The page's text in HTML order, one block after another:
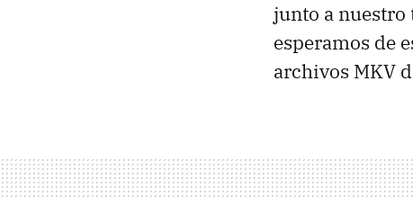
junto a nuestro
esperamos de
archivos MKV